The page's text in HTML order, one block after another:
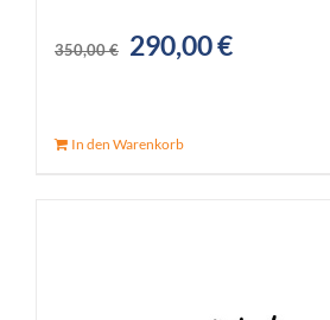
350,00€
Ursprünglicher
290,00€Aktueller
In den Warenkorb